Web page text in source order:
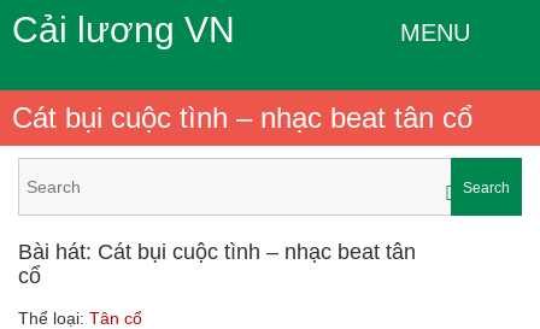
Cải lương VN MENU
Cát bụi cuộc tình – nhạc beat tân cổ
Search
Bài hát: Cát bụi cuộc tình – nhạc beat tân
cổ
Thể loại: Tân cổ